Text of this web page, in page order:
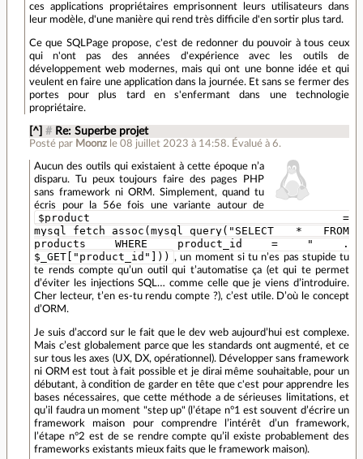
ces applications propriétaires emprisonnent leurs utilisateurs dans
leur modèle, d'une manière qui rend très difficile d'en sortir plus tard.
Ce que SQLPage propose, c'est de redonner du pouvoir à tous ceux
qui n'ont pas des années d'expérience avec les outils de
développement web modernes, mais qui ont une bonne idée et qui
veulent en faire une application dans la journée. Et sans se fermer des
portes pour plus tard en s'enfermant dans une technologie
propriétaire.
[^] # Re: Superbe projet
Posté par Moonz le 08 juillet 2023 à 14:58. Évalué à6.
Aucun des outils qui existaient à cette époque n’a
disparu. Tu peux toujours faire des pages PHP
sans framework ni ORM. Simplement, quand tu
écris pour la 56e fois une variante autour de
$product =
mysql_fetch_assoc(mysql_query("SELECT * FROM
products WHERE product_id = " .
$_GET["product_id"]))
, un moment si tu n’es pas stupide tu
te rends compte qu’un outil qui t’automatise ça (et qui te permet
d’éviter les injections SQL… comme celle que je viens d’introduire.
Cher lecteur, t’en es-tu rendu compte ?), c’est utile. D’où le concept
d’ORM.
Je suis d’accord sur le fait que le dev web aujourd’hui est complexe.
Mais c’est globalement parce que les standards ont augmenté, et ce
sur tous les axes (UX, DX, opérationnel). Développer sans framework
ni ORM est tout à fait possible et je dirai même souhaitable, pour un
débutant, à condition de garder en tête que c'est pour apprendre les
bases nécessaires, que cette méthode a de sérieuses limitations, et
qu’il faudra un moment "step up" (l’étape n°1 est souvent d’écrire un
framework maison pour comprendre l’intérêt d’un framework,
l’étape n°2 est de se rendre compte qu’il existe probablement des
frameworks existants mieux faits que le framework maison).